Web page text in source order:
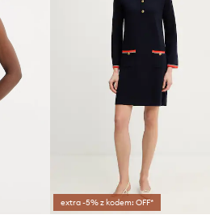
Zalecamy
zazwyczaj.
Rozmiary
zostały
europejską
metce
znajduje się
producenta.
Tabela
extra -5% z kodem: OFF*